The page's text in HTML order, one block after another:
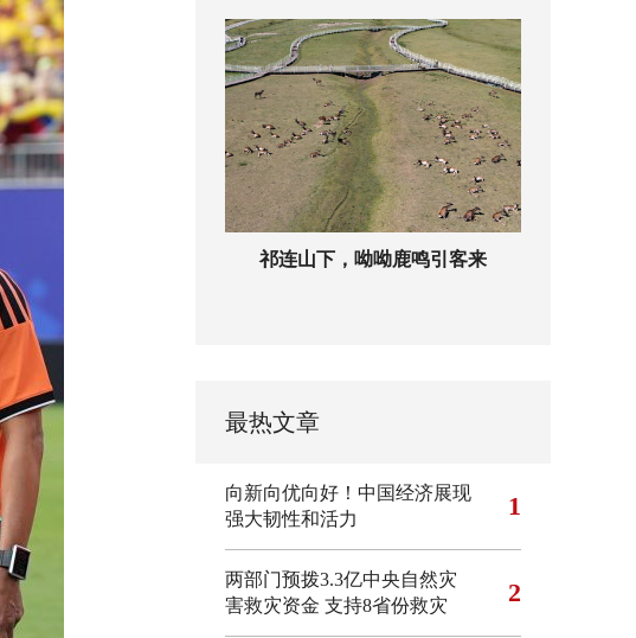
祁连山下，呦呦鹿鸣引客来
最热文章
向新向优向好！中国经济展现
强大韧性和活力
1
两部门预拨3.3亿中央自然灾
害救灾资金 支持8省份救灾
2